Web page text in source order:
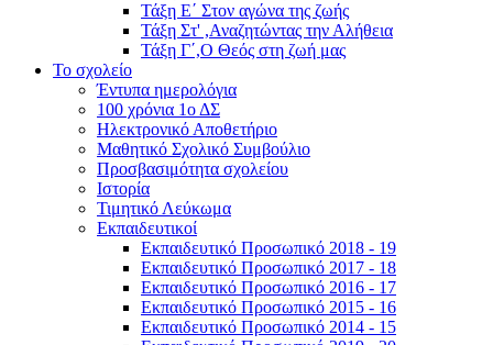
Τάξη Ε΄ Στον αγώνα της ζωής
Τάξη Στ' ,Αναζητώντας την Αλήθεια
Τάξη Γ΄,Ο Θεός στη ζωή μας
Το σχολείο
Έντυπα ημερολόγια
100 χρόνια 1ο ΔΣ
Ηλεκτρονικό Αποθετήριο
Μαθητικό Σχολικό Συμβούλιο
Προσβασιμότητα σχολείου
Ιστορία
Τιμητικό Λεύκωμα
Εκπαιδευτικοί
Εκπαιδευτικό Προσωπικό 2018 - 19
Εκπαιδευτικό Προσωπικό 2017 - 18
Εκπαιδευτικό Προσωπικό 2016 - 17
Εκπαιδευτικό Προσωπικό 2015 - 16
Εκπαιδευτικό Προσωπικό 2014 - 15